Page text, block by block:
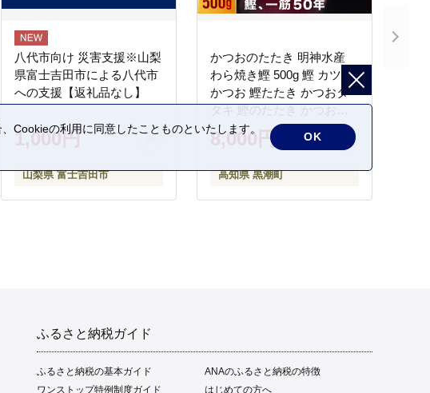
八代市向け 災害支援※山梨
県富士吉田市による八代市
への支援【返礼品なし】
1,000円
山梨県 富士吉田市
かつおのたたき 明神水産
わら焼き鰹 500g 鰹 カツオ
かつお 鰹たたき かつおタ
タキ 鰹のたたき かつおの
タタキ 藁焼き わら焼き 魚
さかな 海鮮 刺身 お刺身 冷
ご当地 本場 高知 黒潮町 ギ
フト 贈答品 人気 返礼品 ふ
8,000円
高知県 黒潮町
ふるさと納税ガイド
ふるさと納税の基本ガイド
ANAのふるさと納税の特徴
ワンストップ特例制度ガイド
はじめての方へ
Cookieの利用に同意したことものといたします。
OK